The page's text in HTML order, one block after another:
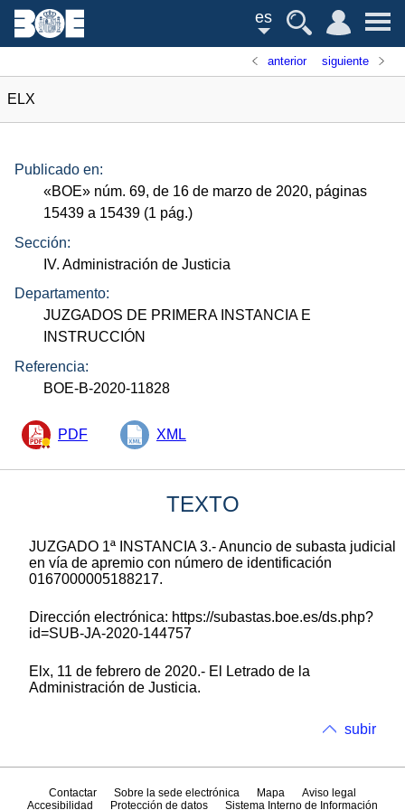
es
anterior siguiente
ELX
Publicado en:
«BOE» núm. 69, de 16 de marzo de 2020, páginas
15439 a 15439 (1 pág.)
Sección:
IV. Administración de Justicia
Departamento:
JUZGADOS DE PRIMERA INSTANCIA E
INSTRUCCIÓN
Referencia:
BOE-B-2020-11828
PDF XML
TEXTO
JUZGADO 1ª INSTANCIA 3.- Anuncio de subasta judicial
en vía de apremio con número de identificación
0167000005188217.
Dirección electrónica: https://subastas.boe.es/ds.php?
id=SUB-JA-2020-144757
Elx, 11 de febrero de 2020.- El Letrado de la
Administración de Justicia.
subir
Contactar Sobre la sede electrónica Mapa
Aviso legal
Accesibilidad
Protección de datos Sistema Interno de Información